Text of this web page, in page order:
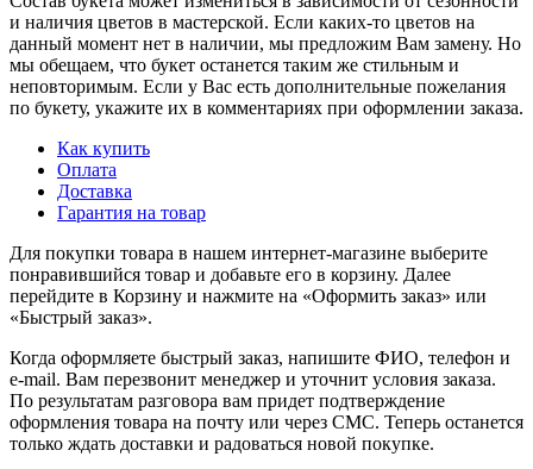
и наличия цветов в мастерской. Если каких-то цветов на
данный момент нет в наличии, мы предложим Вам замену. Но
мы обещаем, что букет останется таким же стильным и
неповторимым. Если у Вас есть дополнительные пожелания
по букету, укажите их в комментариях при оформлении заказа.
Как купить
Оплата
Доставка
Гарантия на товар
Для покупки товара в нашем интернет-магазине выберите
понравившийся товар и добавьте его в корзину. Далее
перейдите в Корзину и нажмите на «Оформить заказ» или
«Быстрый заказ».
Когда оформляете быстрый заказ, напишите ФИО, телефон и
e-mail. Вам перезвонит менеджер и уточнит условия заказа.
По результатам разговора вам придет подтверждение
оформления товара на почту или через СМС. Теперь останется
только ждать доставки и радоваться новой покупке.